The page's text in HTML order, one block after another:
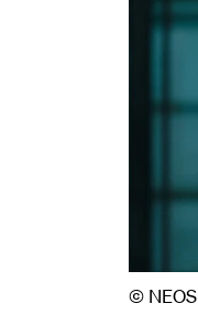
© NEOS